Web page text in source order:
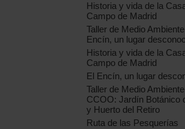
Historia y vida de la
Campo de Madrid
Taller de Medio
Encín, un lugar
Historia y vida de la
Campo de Madrid
El Encín, un lugar
Taller de Medio
CCOO: Jardín Botánico
y Huerto del Retiro
Ruta de las Pesquerías